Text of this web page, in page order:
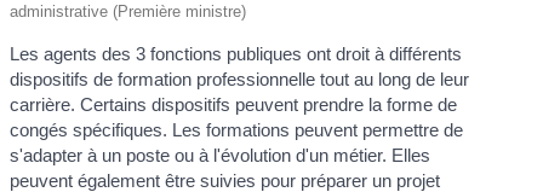
administrative (Première ministre)
Les agents des 3 fonctions publiques ont droit à différents
dispositifs de formation professionnelle tout au long de leur
carrière. Certains dispositifs peuvent prendre la forme de
congés spécifiques. Les formations peuvent permettre de
s'adapter à un poste ou à l'évolution d'un métier. Elles
peuvent également être suivies pour préparer un projet